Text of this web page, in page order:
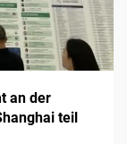
an der
teil